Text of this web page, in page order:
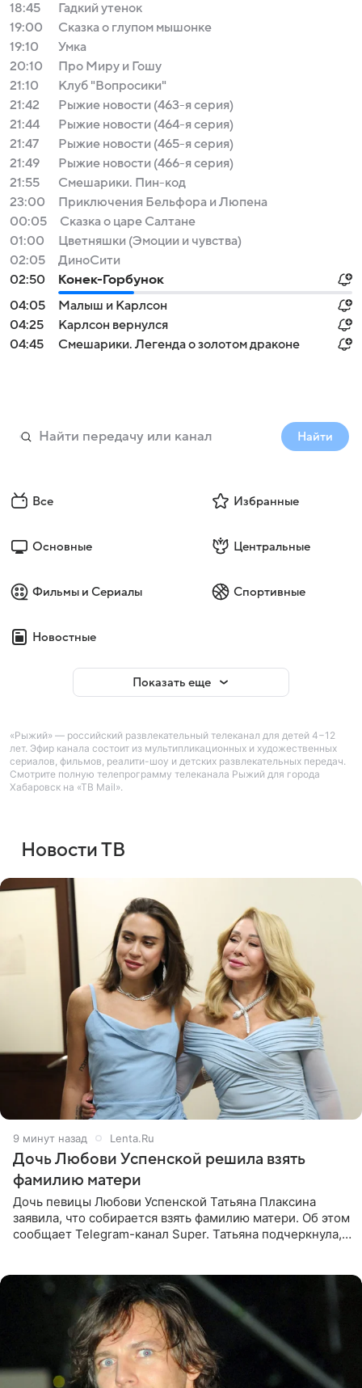
18:45
Гадкий утенок
19:00
Сказка о глупом мышонке
19:10
Умка
20:10
Про Миру и Гошу
21:10
Клуб "Вопросики"
21:42
Рыжие новости (463-я серия)
21:44
Рыжие новости (464-я серия)
21:47
Рыжие новости (465-я серия)
21:49
Рыжие новости (466-я серия)
21:55
Смешарики. Пин-код
23:00
Приключения Бельфора и Люпена
00:05
Сказка о царе Салтане
01:00
Цветняшки (Эмоции и чувства)
02:05
ДиноСити
02:50
Конек-Горбунок
04:05
Малыш и Карлсон
04:25
Карлсон вернулся
04:45
Смешарики. Легенда о золотом драконе
Найти
Все Избранные
Основные Центральные
Фильмы и Сериалы Спортивные
Новостные
Показать еще
«Рыжий» — российский развлекательный телеканал для детей 4−12
лет. Эфир канала состоит из мультипликационных и художественных
сериалов, фильмов, реалити-шоу и детских развлекательных передач.
Смотрите полную телепрограмму телеканала Рыжий для города
Хабаровск на «ТВ Mail».
Новости ТВ
9 минут назад Lenta.Ru
Дочь Любови Успенской решила взять
фамилию матери
Дочь певицы Любови Успенской Татьяна Плаксина
заявила, что собирается взять фамилию матери. Об этом
сообщает Telegram-канал Super. Татьяна подчеркнула,